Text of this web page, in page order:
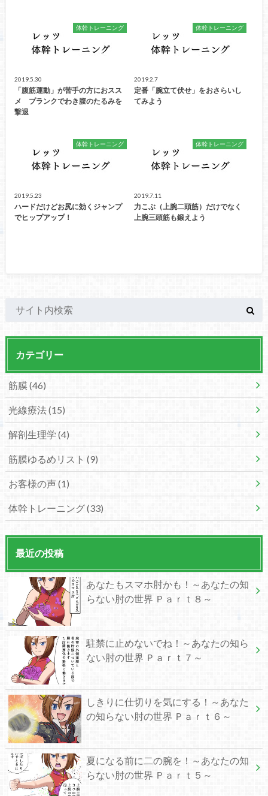
体幹トレーニング
2019.5.30
「腹筋運動」が苦手の方におスス
メ プランクでわき腹のたるみを
撃退
体幹トレーニング
2019.2.7
定番「腕立て伏せ」をおさらいし
てみよう
体幹トレーニング
2019.5.23
ハードだけどお尻に効くジャンプ
でヒップアップ！
体幹トレーニング
2019.7.11
力こぶ（上腕二頭筋）だけでなく
上腕三頭筋も鍛えよう
カテゴリー
筋膜 (46)
光線療法(15)
解剖生理学 (4)
筋膜ゆるめリスト (9)
お客様の声(1)
体幹トレーニング(33)
最近の投稿
あなたもスマホ肘かも！～あなたの知
らない肘の世界 Ｐａｒｔ８～
駐禁に止めないでね！～あなたの知ら
ない肘の世界 Ｐａｒｔ７～
しきりに仕切りを気にする！～あなた
の知らない肘の世界 Ｐａｒｔ６～
夏になる前に二の腕を！～あなたの知
らない肘の世界 Ｐａｒｔ５～